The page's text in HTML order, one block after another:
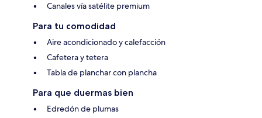
Canales vía satélite premium
Para tu comodidad
Aire acondicionado y calefacción
Cafetera y tetera
Tabla de planchar con plancha
Para que duermas bien
Edredón de plumas